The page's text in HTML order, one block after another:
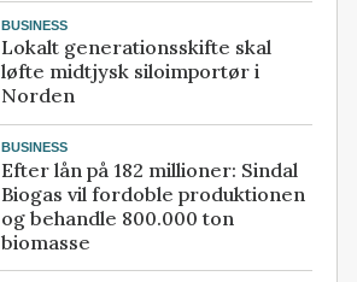
BUSINESS
Lokalt generationsskifte skal
løfte midtjysk siloimportør i
Norden
BUSINESS
Efter lån på 182 millioner: Sindal
Biogas vil fordoble produktionen
og behandle 800.000 ton
biomasse